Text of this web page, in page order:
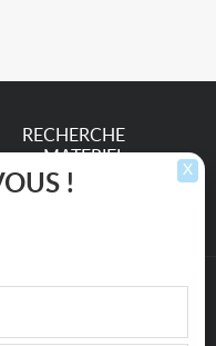
RECHERCHE
MATERIEL
X
!